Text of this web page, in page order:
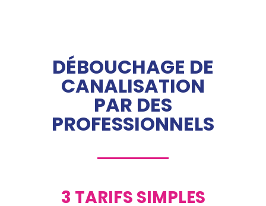
DÉBOUCHAGE DE
CANALISATION
PAR DES
PROFESSIONNELS
3 TARIFS SIMPLES